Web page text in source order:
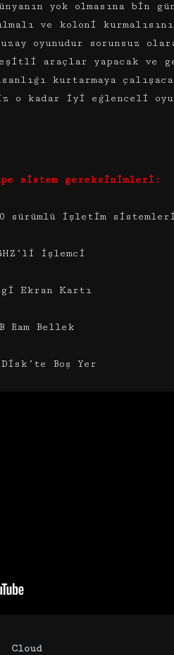
yok olmasına bin
ve koloni
oyunudur sorunsuz
araçlar yapacak ve
kurtarmaya
o kadar iyi eğlenceli
sistem gereksinimleri:
sürümlü işletim
işlemci
Ekran Kartı
Ram Bellek
Disk’te Boş Yer
Cloud